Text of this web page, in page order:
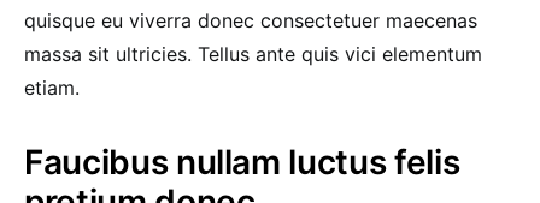
quisque eu viverra donec consectetuer maecenas
massa sit ultricies. Tellus ante quis vici elementum
etiam.
Faucibus nullam luctus felis